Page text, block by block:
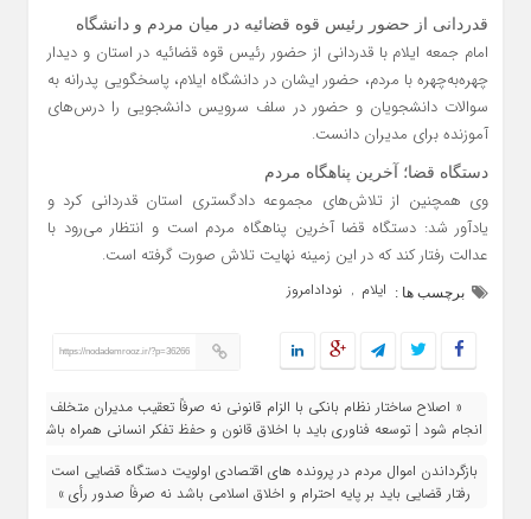
قدردانی از حضور رئیس قوه قضائیه در میان مردم و دانشگاه
امام جمعه ایلام با قدردانی از حضور رئیس قوه قضائیه در استان و دیدار
چهره‌به‌چهره با مردم، حضور ایشان در دانشگاه ایلام، پاسخگویی پدرانه به
سوالات دانشجویان و حضور در سلف سرویس دانشجویی را درس‌های
آموزنده برای مدیران دانست.
دستگاه قضا؛ آخرین پناهگاه مردم
وی همچنین از تلاش‌های مجموعه دادگستری استان قدردانی کرد و
یادآور شد: دستگاه قضا آخرین پناهگاه مردم است و انتظار می‌رود با
عدالت رفتار کند که در این زمینه نهایت تلاش صورت گرفته است.
برچسب ها : ایلام , نودادامروز
https://nodademrooz.ir/?p=36266
« اصلاح ساختار نظام بانکی با الزام قانونی نه صرفاً تعقیب مدیران متخلف
انجام شود | توسعه فناوری باید با اخلاق قانون و حفظ تفکر انسانی همراه باشد
بازگرداندن اموال مردم در پرونده‌ های اقتصادی اولویت دستگاه قضایی است |
رفتار قضایی باید بر پایه احترام و اخلاق اسلامی باشد نه صرفاً صدور رأی »